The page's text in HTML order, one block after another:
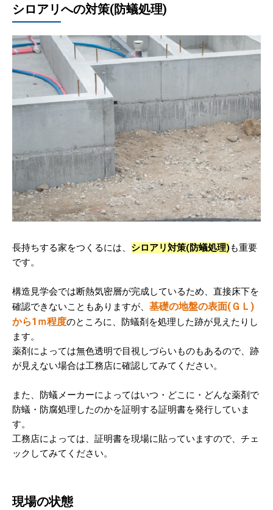
シロアリへの対策(防蟻処理)
長持ちする家をつくるには、 シロアリ対策(防蟻処理)も重要
です。
構造見学会では断熱気密層が完成しているため、直接床下を
確認できないこともありますが、 基礎の地盤の表面(ＧＬ)
から1ｍ程度のところに、防蟻剤を処理した跡が見えたりし
ます。
薬剤によっては無色透明で目視しづらいものもあるので、跡
が見えない場合は工務店に確認してみてください。
また、防蟻メーカーによってはいつ・どこに・どんな薬剤で
防蟻・防腐処理したのかを証明する証明書を発行していま
す。
工務店によっては、証明書を現場に貼っていますので、チェ
ックしてみてください。
現場の状態